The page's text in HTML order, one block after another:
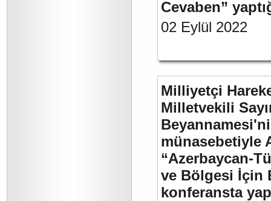
Cevaben”
02 Eylül 2022
Milliyetçi
Milletvekili
münasebetiyle
“Azerbaycan-
ve Bölgesi İçin
konferansta